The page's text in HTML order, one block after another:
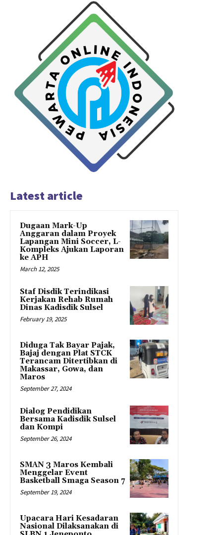
Latest article
Dugaan Mark-Up
Anggaran dalam Proyek
Lapangan Mini Soccer, L-
Kompleks Ajukan Laporan
ke APH
March 12, 2025
Staf Disdik Terindikasi
Kerjakan Rehab Rumah
Dinas Kadisdik Sulsel
February 19, 2025
Diduga Tak Bayar Pajak,
Bajaj dengan Plat STCK
Terancam Ditertibkan di
Makassar, Gowa, dan
Maros
September 27, 2024
Dialog Pendidikan
Bersama Kadisdik Sulsel
dan Kompi
September 26, 2024
SMAN 3 Maros Kembali
Menggelar Event
Basketball Smaga Season 7
September 19, 2024
Upacara Hari Kesadaran
Nasional Dilaksanakan di